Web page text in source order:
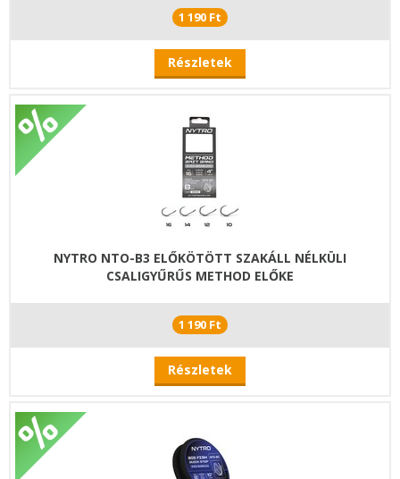
1 190 Ft
Részletek
NYTRO NTO-B3 ELŐKÖTÖTT SZAKÁLL NÉLKÜLI
CSALIGYŰRŰS METHOD ELŐKE
1 190 Ft
Részletek